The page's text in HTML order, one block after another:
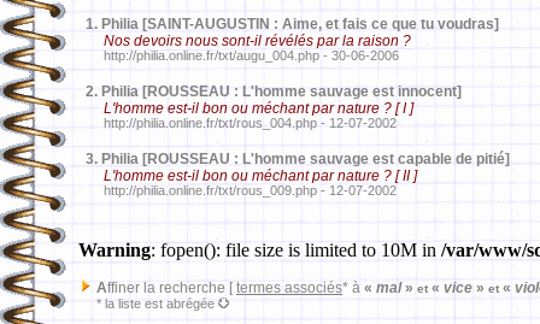
1. Philia [SAINT-AUGUSTIN : Aime, et fais ce que tu voudras]
Nos devoirs nous sont-il révélés par la raison ?
http://philia.online.fr/txt/augu_004.php - 30-06-2006
2. Philia [ROUSSEAU : L'homme sauvage est innocent]
L'homme est-il bon ou méchant par nature ? [ I ]
http://philia.online.fr/txt/rous_004.php - 12-07-2002
3. Philia [ROUSSEAU : L'homme sauvage est capable de pitié]
L'homme est-il bon ou méchant par nature ? [ II ]
http://philia.online.fr/txt/rous_009.php - 12-07-2002
Warning: fopen(): file size is limited to 10M in /var/www/
Affiner la recherche [ termes associés* à « mal» et « vice » et «
* la liste est abrégée